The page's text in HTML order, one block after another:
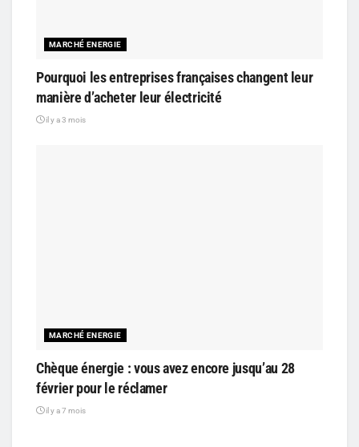
MARCHÉ ENERGIE
Pourquoi les entreprises françaises changent leur
manière d’acheter leur électricité
il y a 3 mois
MARCHÉ ENERGIE
Chèque énergie : vous avez encore jusqu’au 28
février pour le réclamer
il y a 7 mois